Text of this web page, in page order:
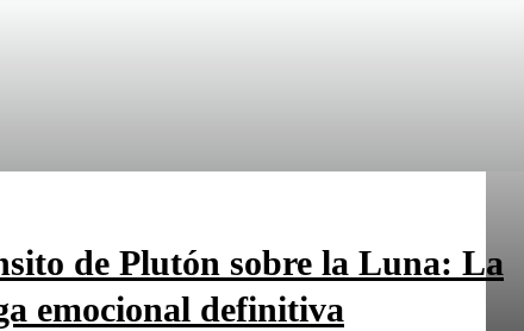
de Plutón sobre la Luna: La
emocional definitiva